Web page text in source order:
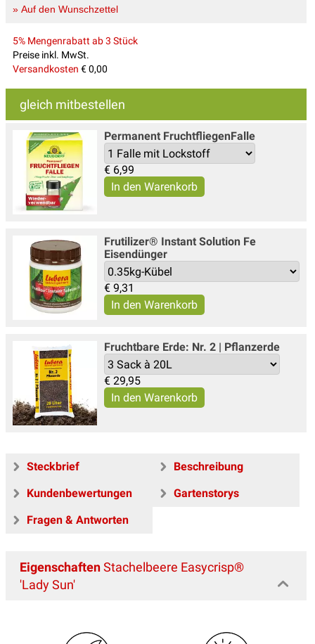
» Auf den Wunschzettel
5% Mengenrabatt ab 3 Stück
Preise inkl. MwSt.
Versandkosten € 0,00
gleich mitbestellen
Permanent FruchtfliegenFalle
€ 6,99
Frutilizer® Instant Solution Fe
Eisendünger
€ 9,31
Fruchtbare Erde: Nr. 2 | Pflanzerde
€ 29,95
Steckbrief
Beschreibung
Kundenbewertungen
Gartenstorys
Fragen & Antworten
EigenschaftenStachelbeere Easycrisp®
'Lady Sun'